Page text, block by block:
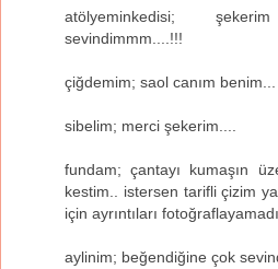
atölyeminkedisi;
sevindimmm....!!!
çiğdemim; saol canım benim...
sibelim; merci şekerim....
fundam; çantayı kumaşın
kestim.. istersen tarifli çizim
için ayrıntıları
aylinim; beğendiğine çok